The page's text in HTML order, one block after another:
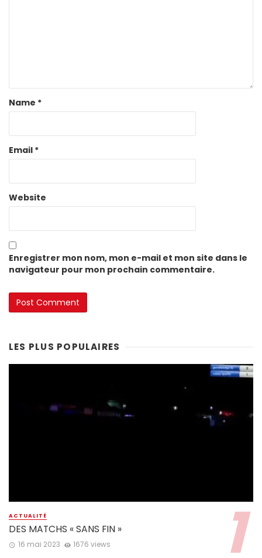
Name *
Email *
Website
Enregistrer mon nom, mon e-mail et mon site dans le
navigateur pour mon prochain commentaire.
LES PLUS POPULAIRES
ACTUALITÉ
DES MATCHS « SANS FIN »
16 mai 2023 1676 views